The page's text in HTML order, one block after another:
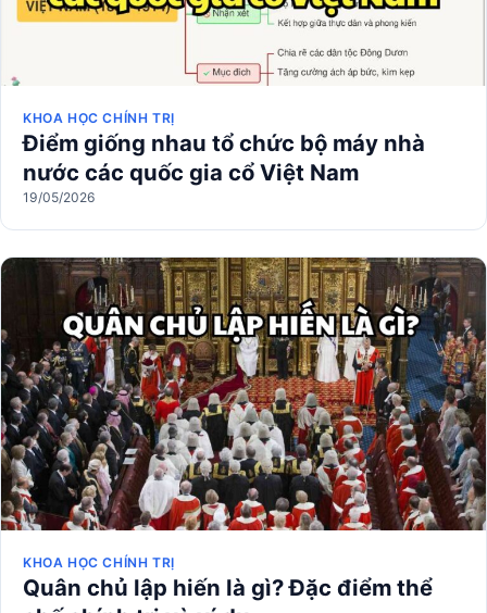
KHOA HỌC CHÍNH TRỊ
Điểm giống nhau tổ chức bộ máy nhà
nước các quốc gia cổ Việt Nam
19/05/2026
KHOA HỌC CHÍNH TRỊ
Quân chủ lập hiến là gì? Đặc điểm thể